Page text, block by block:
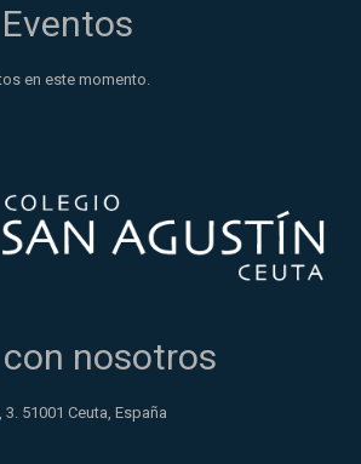
en este momento.
nosotros
51001 Ceuta, España